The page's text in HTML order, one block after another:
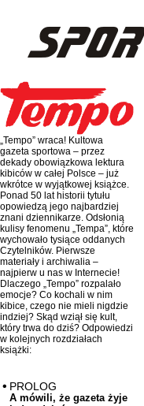
„Tempo” wraca! Kultowa
gazeta sportowa – przez
dekady obowiązkowa lektura
kibiców w całej Polsce – już
wkrótce w wyjątkowej książce.
Ponad 50 lat historii tytułu
opowiedzą jego najbardziej
znani dziennikarze. Odsłonią
kulisy fenomenu „Tempa”, które
wychowało tysiące oddanych
Czytelników. Pierwsze
materiały i archiwalia –
najpierw u nas w Internecie!
Dlaczego „Tempo” rozpalało
emocje? Co kochali w nim
kibice, czego nie mieli nigdzie
indziej? Skąd wziął się kult,
który trwa do dziś? Odpowiedzi
w kolejnych rozdziałach
książki:
PROLOG
A mówili, że gazeta żyje